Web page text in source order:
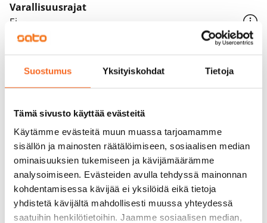
Suostumus Yksityiskohdat Tietoja
Tämä sivusto käyttää evästeitä
Käytämme evästeitä muun muassa tarjoamamme
sisällön ja mainosten räätälöimiseen, sosiaalisen median
ominaisuuksien tukemiseen ja kävijämäärämme
analysoimiseen. Evästeiden avulla tehdyssä mainonnan
kohdentamisessa kävijää ei yksilöidä eikä tietoja
yhdistetä kävijältä mahdollisesti muussa yhteydessä
saatuihin henkilötietoihin. Jaamme sosiaalisen median,
Varallisuusrajat
Ei
Vuokravakuus
0 €, (yrityksille min. 1 kk vuokra)
Kotivakuutus
Pakollinen, ei sisälly vuokraan
Vesimaksu
27 €/hlö/kk
Sähkömaksu
Vuokralainen solmii itse sähkösopimuksen.